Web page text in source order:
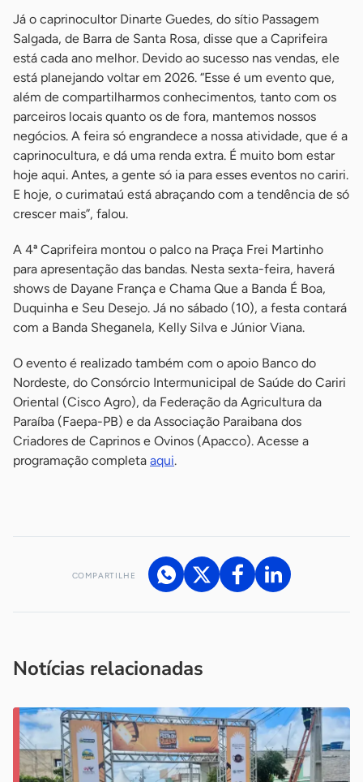
Já o caprinocultor Dinarte Guedes, do sítio Passagem
Salgada, de Barra de Santa Rosa, disse que a Caprifeira
está cada ano melhor. Devido ao sucesso nas vendas, ele
está planejando voltar em 2026. “Esse é um evento que,
além de compartilharmos conhecimentos, tanto com os
parceiros locais quanto os de fora, mantemos nossos
negócios. A feira só engrandece a nossa atividade, que é a
caprinocultura, e dá uma renda extra. É muito bom estar
hoje aqui. Antes, a gente só ia para esses eventos no cariri.
E hoje, o curimataú está abraçando com a tendência de só
crescer mais”, falou.
A 4ª Caprifeira montou o palco na Praça Frei Martinho
para apresentação das bandas. Nesta sexta-feira, haverá
shows de Dayane França e Chama Que a Banda É Boa,
Duquinha e Seu Desejo. Já no sábado (10), a festa contará
com a Banda Sheganela, Kelly Silva e Júnior Viana.
O evento é realizado também com o apoio Banco do
Nordeste, do Consórcio Intermunicipal de Saúde do Cariri
Oriental (Cisco Agro), da Federação da Agricultura da
Paraíba (Faepa-PB) e da Associação Paraibana dos
Criadores de Caprinos e Ovinos (Apacco). Acesse a
programação completa aqui.
COMPARTILHE
Notícias relacionadas